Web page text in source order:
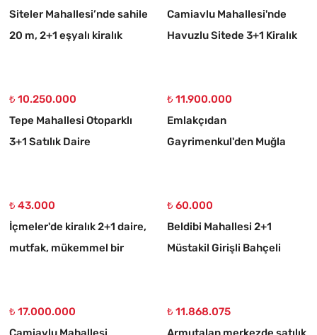
Siteler Mahallesi’nde sahile
20 m, 2+1 eşyalı kiralık
Camiavlu Mahallesi'nde
Havuzlu Sitede 3+1 Kiralık
₺ 10.250.000
Tepe Mahallesi Otoparklı
3+1 Satılık Daire
₺ 11.900.000
Emlakçıdan
Gayrimenkul'den Muğla
₺ 43.000
İçmeler'de kiralık 2+1 daire,
mutfak, mükemmel bir
₺ 60.000
Beldibi Mahallesi 2+1
Müstakil Girişli Bahçeli
₺ 17.000.000
₺ 11.868.075